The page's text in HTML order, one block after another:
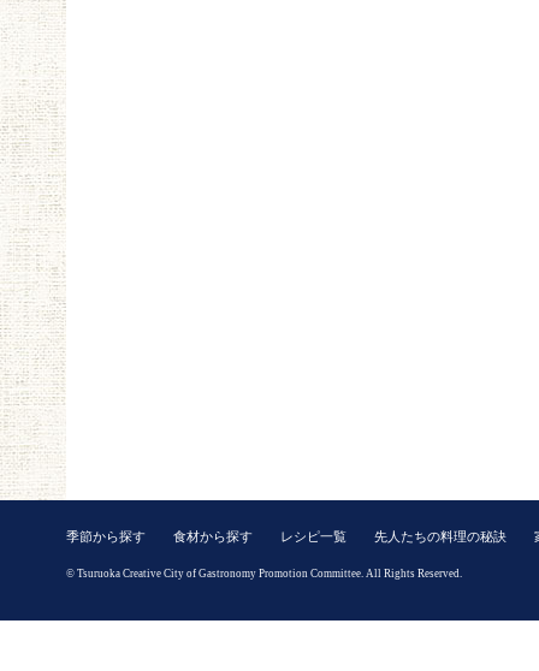
季節から探す 食材から探す レシピ一覧 先人たちの料理の秘訣
© Tsuruoka Creative City of Gastronomy Promotion Committee. All Rights Reserved.